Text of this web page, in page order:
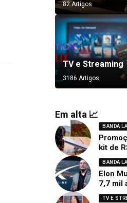
82 Artigos
TV e Streaming
3186 Artigos
Em alta 📈
BANDA
kit de
BANDA
Elon
7,7 mil
TV E